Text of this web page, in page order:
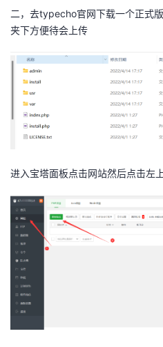
二，去typecho官网下载一个正式
夹下方便待会上传
进入宝塔面板点击网站然后点击左